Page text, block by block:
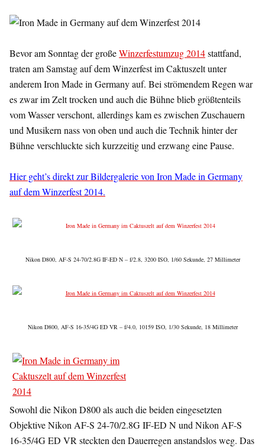
Bevor am Sonntag der großeWinzerfestumzug 2014stattfand,
traten am Samstag auf dem Winzerfest im Caktuszelt unter
anderem Iron Made in Germany auf. Bei strömendem Regen war
es zwar im Zelt trocken und auch die Bühne blieb größtenteils
vom Wasser verschont, allerdings kam es zwischen Zuschauern
und Musikern nass von oben und auch die Technik hinter der
Bühne verschluckte sich kurzzeitig und erzwang eine Pause.
Hier geht’s direkt zur Bildergalerie von Iron Made in Germany
auf dem Winzerfest 2014.
Nikon D800, AF-S 24-70/2.8G IF-ED N – f/2.8, 3200 ISO, 1/60 Sekunde, 27 Millimeter
Nikon D800, AF-S 16-35/4G ED VR – f/4.0, 10159 ISO, 1/30 Sekunde, 18 Millimeter
Sowohl die Nikon D800 als auch die beiden eingesetzten
Objektive Nikon AF-S 24-70/2.8G IF-ED N und Nikon AF-S
16-35/4G ED VR steckten den Dauerregen anstandslos weg. Das